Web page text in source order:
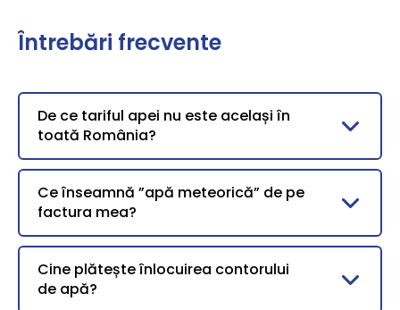
Întrebări frecvente
De ce tariful apei nu este același în
toată România?
Ce înseamnă ”apă meteorică” de pe
factura mea?
Cine plătește înlocuirea contorului
de apă?